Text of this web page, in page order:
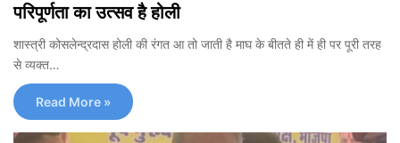
परिपूर्णता का उत्सव है होली
शास्त्री कोसलेन्द्रदास होली की रंगत आ तो जाती है माघ के बीतते ही में ही पर पूरी तरह
से व्यक्त…
Read More »